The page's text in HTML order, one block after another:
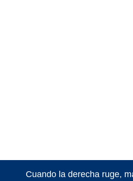
Cuando la derecha ruge,